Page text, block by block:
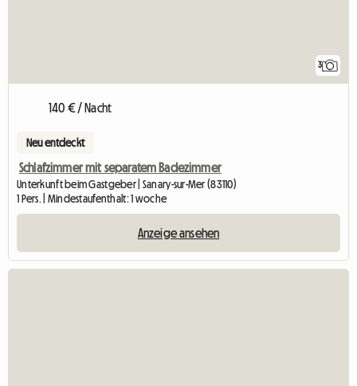
3
140 € / Nacht
Neu entdeckt
Schlafzimmer mit separatem Badezimmer
Unterkunft beim Gastgeber | Sanary-sur-Mer (83110)
1 Pers. | Mindestaufenthalt: 1 woche
Anzeige ansehen